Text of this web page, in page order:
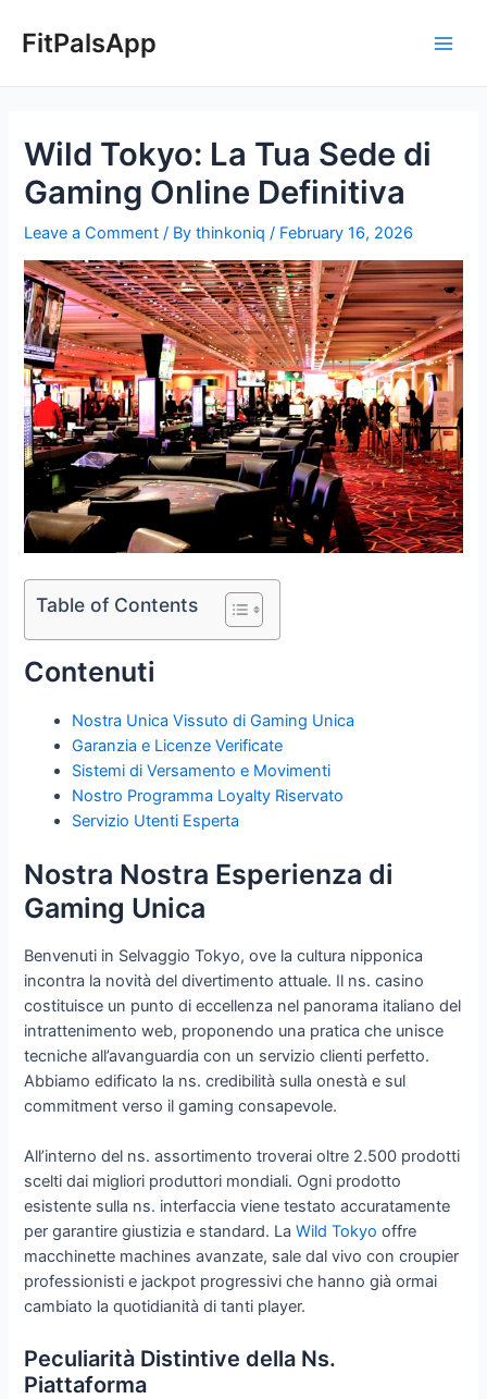
FitPalsApp
Wild Tokyo: La Tua Sede di
Gaming Online Definitiva
Leave a Comment / Bythinkoniq/ February 16, 2026
Table of Contents
Contenuti
Nostra Unica Vissuto di Gaming Unica
Garanzia e Licenze Verificate
Sistemi di Versamento e Movimenti
Nostro Programma Loyalty Riservato
Servizio Utenti Esperta
Nostra Nostra Esperienza di
Gaming Unica
Benvenuti in Selvaggio Tokyo, ove la cultura nipponica
incontra la novità del divertimento attuale. Il ns. casino
costituisce un punto di eccellenza nel panorama italiano del
intrattenimento web, proponendo una pratica che unisce
tecniche all’avanguardia con un servizio clienti perfetto.
Abbiamo edificato la ns. credibilità sulla onestà e sul
commitment verso il gaming consapevole.
All’interno del ns. assortimento troverai oltre 2.500 prodotti
scelti dai migliori produttori mondiali. Ogni prodotto
esistente sulla ns. interfaccia viene testato accuratamente
per garantire giustizia e standard. LaWild Tokyo offre
macchinette machines avanzate, sale dal vivo con croupier
professionisti e jackpot progressivi che hanno già ormai
cambiato la quotidianità di tanti player.
Peculiarità Distintive della Ns.
Piattaforma
navigation